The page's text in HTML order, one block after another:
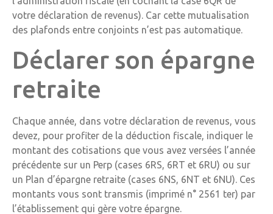
votre déclaration de revenus). Car cette mutualisation
des plafonds entre conjoints n’est pas automatique.
Déclarer son épargne
retraite
Chaque année, dans votre déclaration de revenus, vous
devez, pour profiter de la déduction fiscale, indiquer le
montant des cotisations que vous avez versées l’année
précédente sur un Perp (cases 6RS, 6RT et 6RU) ou sur
un Plan d’épargne retraite (cases 6NS, 6NT et 6NU). Ces
montants vous sont transmis (imprimé n° 2561 ter) par
l’établissement qui gère votre épargne.